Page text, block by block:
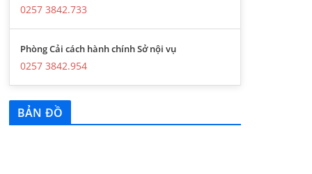
0257 3842.733
Phòng Cải cách hành chính Sở nội vụ
0257 3842.954
BẢN ĐỒ